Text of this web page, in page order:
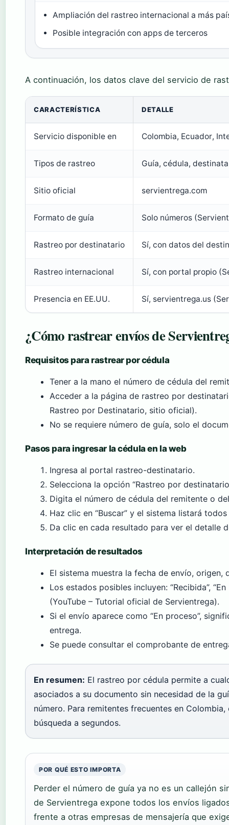
Ampliación del rastreo internacional a más
Posible integración con apps de terceros
A continuación, los datos clave del servicio de
CARACTERÍSTICA DETALLE
Servicio disponible en Colombia, Ecuador,
Tipos de rastreo Guía, cédula,
Sitio oficial servientrega.com
Formato de guía Solo números
Rastreo por destinatario Sí, con datos del
Rastreo internacional Sí, con portal propio
Presencia en EE.UU. Sí, servientrega.us
¿Cómo rastrear envíos de
Requisitos para rastrear por cédula
Tener a la mano el número de cédula del
Acceder a la página de rastreo por
Rastreo por Destinatario, sitio oficial).
No se requiere número de guía, solo el
Pasos para ingresar la cédula en la web
Ingresa al portal rastreo-destinatario.
Selecciona la opción “Rastreo por
Digita el número de cédula del remitente o
Haz clic en “Buscar” y el sistema listará
Da clic en cada resultado para ver el detalle
Interpretación de resultados
El sistema muestra la fecha de envío,
Los estados posibles incluyen: “Recibida”,
(YouTube – Tutorial oficial de Servientrega).
Si el envío aparece como “En proceso”,
entrega.
Se puede consultar el comprobante de
En resumen: El rastreo por cédula permite a
asociados a su documento sin necesidad de la
número. Para remitentes frecuentes en
búsqueda a segundos.
POR QUÉ ESTO IMPORTA
Perder el número de guía ya no es un callejón
de Servientrega expone todos los envíos
frente a otras empresas de mensajería que